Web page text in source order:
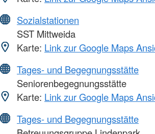
Sozialstationen
SST Mittweida
Karte: Link zur Google Maps
Tages- und Begegnungsstätte
Seniorenbegegnungsstätte
Karte: Link zur Google Maps
Tages- und Begegnungsstätte